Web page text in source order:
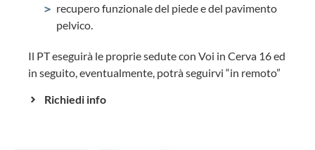
recupero funzionale del piede e del pavimento
pelvico.
Il PT eseguirà le proprie sedute con Voi in Cerva 16 ed
in seguito, eventualmente, potrà seguirvi “in remoto”
Richiedi info